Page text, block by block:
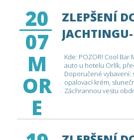
20
07
M
OR
E
ZLEPŠENÍ
Kde: POZOR! Cool Bar
auto u hotelu Orlík,
Doporučené vybavení:
opalovací krém,
Záchrannou vestu